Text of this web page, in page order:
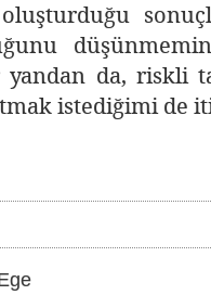
yandan da, riskli
istediğimi de